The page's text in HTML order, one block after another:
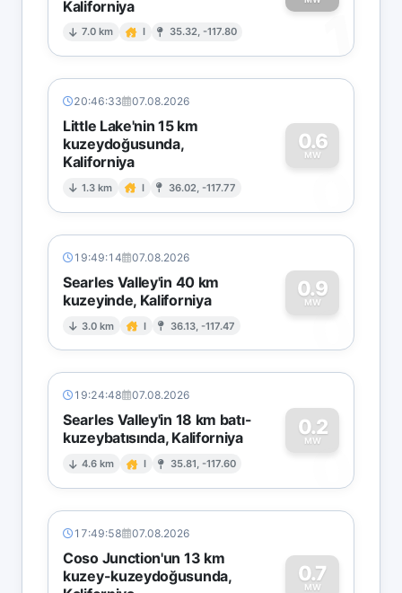
Kaliforniya
7.0 km I 35.32, -117.80 1
20:46:33 07.08.2026
Little Lake'nin 15 km
kuzeydoğusunda,
Kaliforniya
1.3 km I 36.02, -117.77
0.6
MW
0
19:49:14 07.08.2026
Searles Valley'in 40 km
kuzeyinde, Kaliforniya
3.0 km I 36.13, -117.47
0.9
MW
0
19:24:48 07.08.2026
Searles Valley'in 18 km batı-
kuzeybatısında, Kaliforniya
4.6 km I 35.81, -117.60
0.2
MW
0
17:49:58 07.08.2026
Coso Junction'un 13 km
kuzey-kuzeydoğusunda,
0.7
MW